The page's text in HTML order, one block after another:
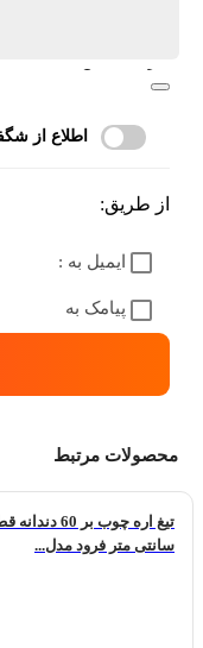
اطلاع از
از طریق:
ایمیل به :
پیامک به
محصولات مرتبط
سانتی متر فرود مدل...